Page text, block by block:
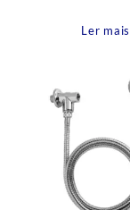
Tigre
Ler mais